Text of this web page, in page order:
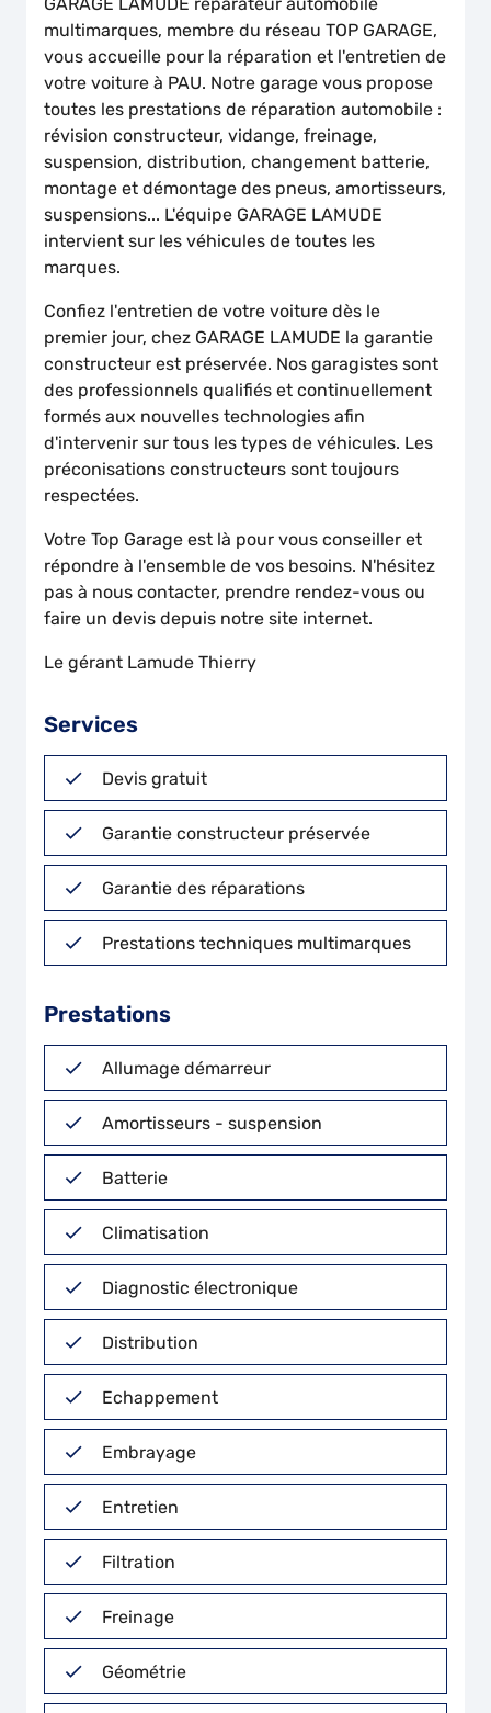
multimarques, membre du réseau TOP GARAGE,
vous accueille pour la réparation et l'entretien de
votre voiture à PAU. Notre garage vous propose
toutes les prestations de réparation automobile :
révision constructeur, vidange, freinage,
suspension, distribution, changement batterie,
montage et démontage des pneus, amortisseurs,
suspensions... L'équipe GARAGE LAMUDE
intervient sur les véhicules de toutes les
marques.
Confiez l'entretien de votre voiture dès le
premier jour, chez GARAGE LAMUDE la garantie
constructeur est préservée. Nos garagistes sont
des professionnels qualifiés et continuellement
formés aux nouvelles technologies afin
d'intervenir sur tous les types de véhicules. Les
préconisations constructeurs sont toujours
respectées.
Votre Top Garage est là pour vous conseiller et
répondre à l'ensemble de vos besoins. N'hésitez
pas à nous contacter, prendre rendez-vous ou
faire un devis depuis notre site internet.
Le gérant Lamude Thierry
Services
Devis gratuit
Garantie constructeur préservée
Garantie des réparations
Prestations techniques multimarques
Prestations
Allumage démarreur
Amortisseurs - suspension
Batterie
Climatisation
Diagnostic électronique
Distribution
Echappement
Embrayage
Entretien
Filtration
Freinage
Géométrie